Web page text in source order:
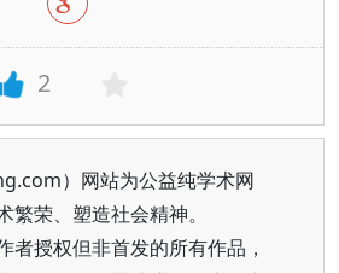
2
）网站为公益纯学术网
繁荣、塑造社会精神。
者授权但非首发的所有作品，